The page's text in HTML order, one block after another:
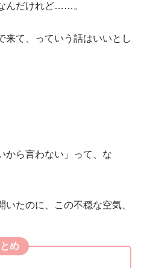
んだけれど……。
来て、っていう話はいいとし
から言わない」って、な
たのに、この不穏な空気、
め